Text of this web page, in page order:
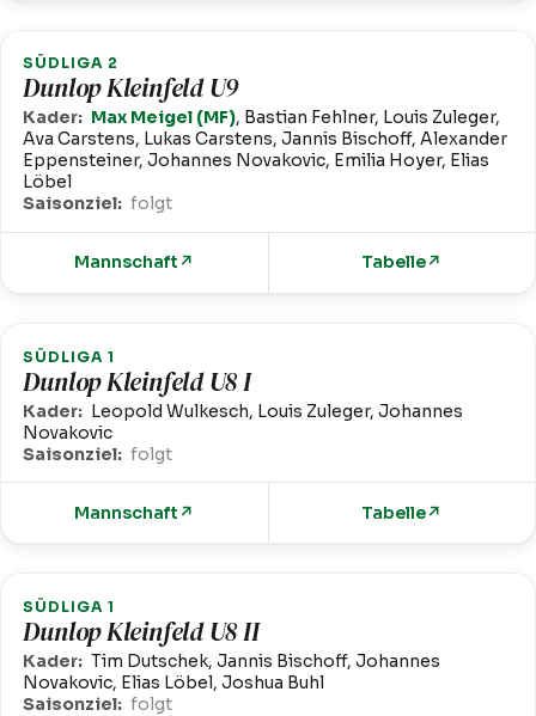
SÜDLIGA 2
Dunlop Kleinfeld U9
Kader: Max Meigel (MF), Bastian Fehlner, Louis Zuleger,
Ava Carstens, Lukas Carstens, Jannis Bischoff, Alexander
Eppensteiner, Johannes Novakovic, Emilia Hoyer, Elias
Löbel
Saisonziel: folgt
Mannschaft ↗ Tabelle↗
SÜDLIGA 1
Dunlop Kleinfeld U8 I
Kader: Leopold Wulkesch, Louis Zuleger, Johannes
Novakovic
Saisonziel: folgt
Mannschaft ↗ Tabelle↗
SÜDLIGA 1
Dunlop Kleinfeld U8 II
Kader: Tim Dutschek, Jannis Bischoff, Johannes
Novakovic, Elias Löbel, Joshua Buhl
Saisonziel: folgt